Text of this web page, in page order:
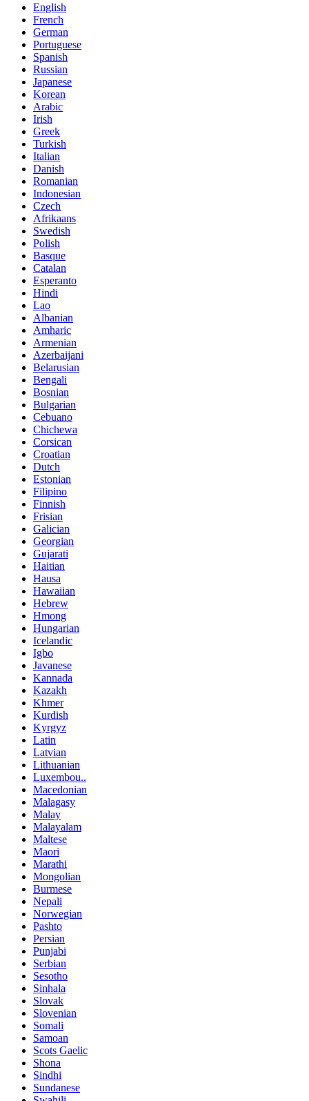
English
French
German
Portuguese
Spanish
Russian
Japanese
Korean
Arabic
Irish
Greek
Turkish
Italian
Danish
Romanian
Indonesian
Czech
Afrikaans
Swedish
Polish
Basque
Catalan
Esperanto
Hindi
Lao
Albanian
Amharic
Armenian
Azerbaijani
Belarusian
Bengali
Bosnian
Bulgarian
Cebuano
Chichewa
Corsican
Croatian
Dutch
Estonian
Filipino
Finnish
Frisian
Galician
Georgian
Gujarati
Haitian
Hausa
Hawaiian
Hebrew
Hmong
Hungarian
Icelandic
Igbo
Javanese
Kannada
Kazakh
Khmer
Kurdish
Kyrgyz
Latin
Latvian
Lithuanian
Luxembou..
Macedonian
Malagasy
Malay
Malayalam
Maltese
Maori
Marathi
Mongolian
Burmese
Nepali
Norwegian
Pashto
Persian
Punjabi
Serbian
Sesotho
Sinhala
Slovak
Slovenian
Somali
Samoan
Scots Gaelic
Shona
Sindhi
Sundanese